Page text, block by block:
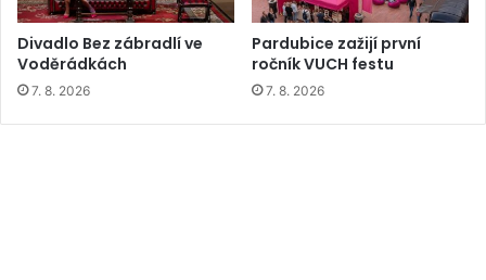
Divadlo Bez zábradlí ve
Voděrádkách
7. 8. 2026
Pardubice zažijí první
ročník VUCH festu
7. 8. 2026